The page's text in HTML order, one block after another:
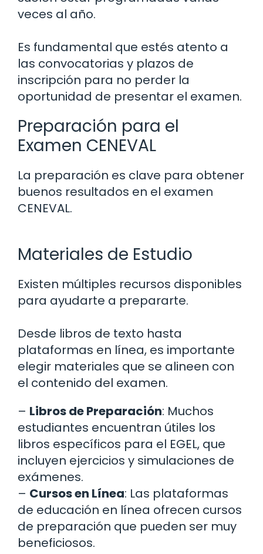
veces al año.
Es fundamental que estés atento a
las convocatorias y plazos de
inscripción para no perder la
oportunidad de presentar el examen.
Preparación para el
Examen CENEVAL
La preparación es clave para obtener
buenos resultados en el examen
CENEVAL.
Materiales de Estudio
Existen múltiples recursos disponibles
para ayudarte a prepararte.
Desde libros de texto hasta
plataformas en línea, es importante
elegir materiales que se alineen con
el contenido del examen.
– Libros de Preparación: Muchos
estudiantes encuentran útiles los
libros específicos para el EGEL, que
incluyen ejercicios y simulaciones de
exámenes.
– Cursos en Línea: Las plataformas
de educación en línea ofrecen cursos
de preparación que pueden ser muy
beneficiosos.